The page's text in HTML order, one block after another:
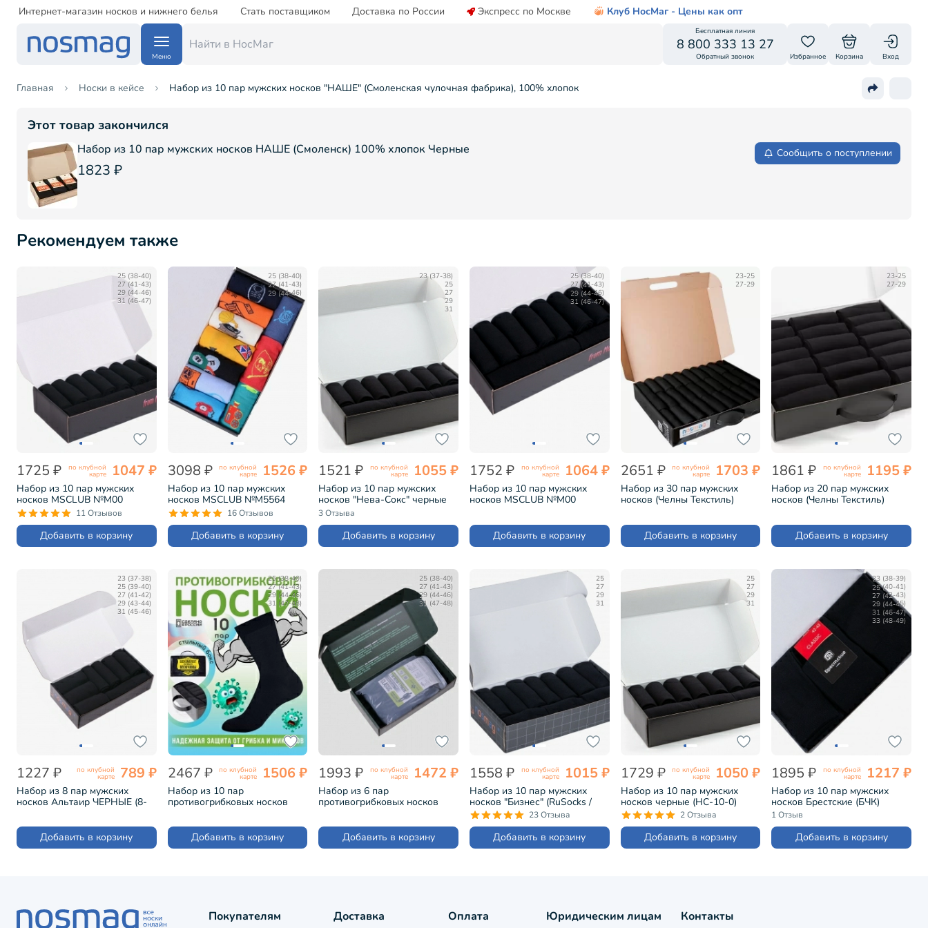
Интернет-магазин носков и нижнего белья Стать поставщиком Доставка по России Экспресс по Москве Клуб НосМаг - Цены как опт
Меню
Бесплатная линия
8 800 333 13 27
Обратный звонок Избранное Корзина Вход
Главная Носки в кейсе Набор из 10 пар мужских носков "НАШЕ" (Смоленская чулочная фабрика), 100% хлопок
Этот товар закончился
Набор из 10 пар мужских носков НАШЕ (Смоленск) 100% хлопок Черные
1823 ₽
Сообщить о поступлении
Рекомендуем также
25 (38-40)
27 (41-43)
29 (44-46)
31 (46-47)
1725 ₽ по клубной
карте 1047 ₽
Набор из 10 пар мужских
носков MSCLUB №М00
черные (МС-ПН-01-10)
11 Отзывов
Добавить в корзину
25 (38-40)
27 (41-43)
29 (44-46)
3098 ₽ по клубной
карте 1526 ₽
Набор из 10 пар мужских
носков MSCLUB №М5564
микс "СССР" (ВИ10-НМ5564)
16 Отзывов
Добавить в корзину
23 (37-38)
25
27
29
31
1521 ₽ по клубной
карте 1055 ₽
Набор из 10 пар мужских
носков "Нева-Сокс" черные
(НС-10-0В)
3 Отзыва
Добавить в корзину
25 (38-40)
27 (41-43)
29 (44-46)
31 (46-47)
1752 ₽ по клубной
карте 1064 ₽
Набор из 10 пар мужских
носков MSCLUB №М00
Добавить в корзину
23-25
27-29
2651 ₽ по клубной
карте 1703 ₽
Набор из 30 пар мужских
носков (Челны Текстиль)
Добавить в корзину
23-25
27-29
1861 ₽ по клубной
карте 1195 ₽
Набор из 20 пар мужских
носков (Челны Текстиль)
Добавить в корзину
23 (37-38)
25 (39-40)
27 (41-42)
29 (43-44)
31 (45-46)
1227 ₽ по клубной
карте 789 ₽
Набор из 8 пар мужских
носков Альтаир ЧЕРНЫЕ (8-
Добавить в корзину
25 (38-40)
27 (41-43)
29 (44-46)
31 (47-48)
2467 ₽ по клубной
карте 1506 ₽
Набор из 10 пар
противогрибковых носков
настоящего мужчины"
ЧЕРНЫЙ (ST5738)
Добавить в корзину
25 (38-40)
27 (41-43)
29 (44-46)
31 (47-48)
1993 ₽ по клубной
карте 1472 ₽
Набор из 6 пар
противогрибковых носков
ЧЕРНЫЕ (H419-6)
Добавить в корзину
25
27
29
31
1558 ₽ по клубной
карте 1015 ₽
Набор из 10 пар мужских
носков "Бизнес" (RuSocks /
Орудьевский трикотаж)
черные (РуС-10)
23 Отзыва
Добавить в корзину
25
27
29
31
1729 ₽ по клубной
карте 1050 ₽
Набор из 10 пар мужских
носков черные (НС-10-0)
2 Отзыва
Добавить в корзину
23 (38-39)
25 (40-41)
27 (42-43)
29 (44-45)
31 (46-47)
33 (48-49)
1895 ₽ по клубной
карте 1217 ₽
Набор из 10 пар мужских
носков Брестские (БЧК)
черные (БРЕСТ-10К2122)
1 Отзыв
Добавить в корзину
Покупателям Доставка Оплата Юридическим лицам Контакты